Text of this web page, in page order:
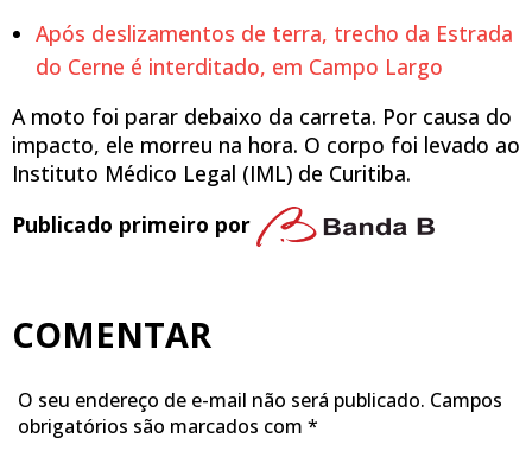
Após deslizamentos de terra, trecho da Estrada
do Cerne é interditado, em Campo Largo
A moto foi parar debaixo da carreta. Por causa do
impacto, ele morreu na hora. O corpo foi levado ao
Instituto Médico Legal (IML) de Curitiba.
Publicado primeiro por
COMENTAR
O seu endereço de e-mail não será publicado. Campos
obrigatórios são marcados com *